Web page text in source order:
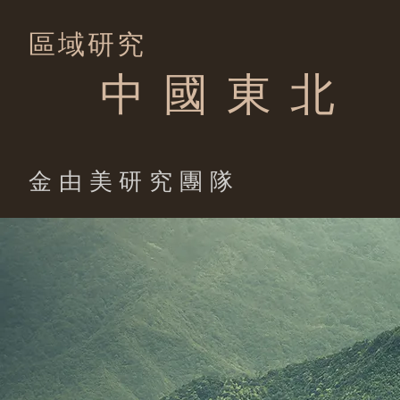
區域研究
中 國 東 北
​金由美研究團隊